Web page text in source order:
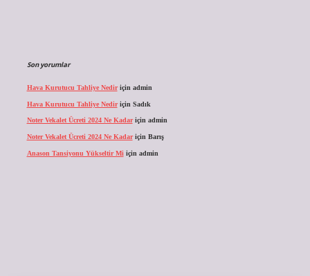
Son yorumlar
Hava Kurutucu Tahliye Nediriçin admin
Hava Kurutucu Tahliye Nediriçin Sadık
Noter Vekalet Ücreti 2024 Ne Kadariçin admin
Noter Vekalet Ücreti 2024 Ne Kadariçin Barış
Anason Tansiyonu Yükseltir Mi için admin